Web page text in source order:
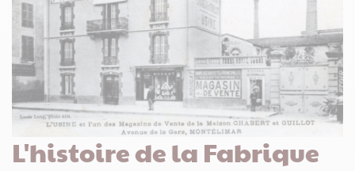
L'histoire de la Fabrique